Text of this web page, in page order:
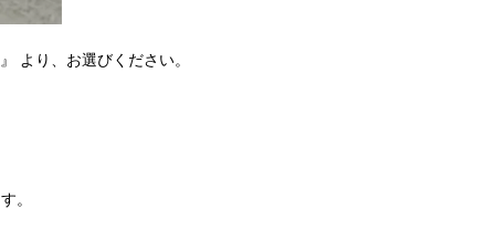
より、お選びください。
。